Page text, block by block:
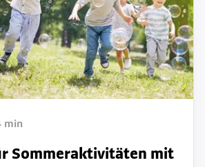
min
Sommeraktivitäten mit